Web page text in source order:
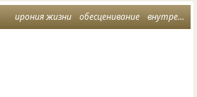
ирония жизни обесценивание внутренний свет